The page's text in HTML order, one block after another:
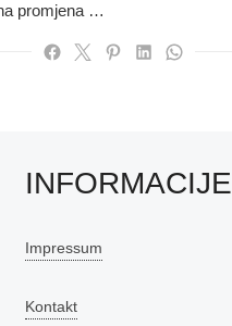
promjena …
INFORMACIJE
Impressum
Kontakt